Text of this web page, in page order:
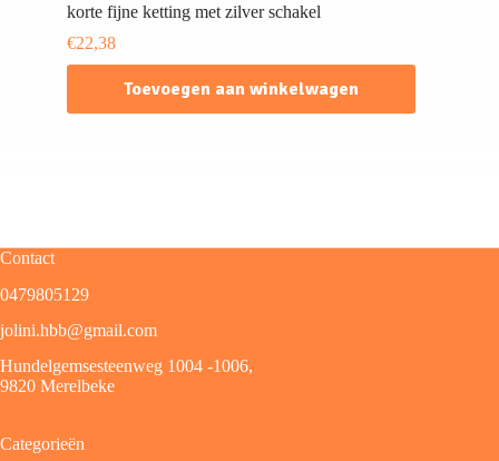
korte fijne ketting met zilver schakel
€22,38
Toevoegen aan winkelwagen
Contact
0479805129
jolini.hbb@gmail.com
Hundelgemsesteenweg 1004 -1006,
9820 Merelbeke
Categorieën